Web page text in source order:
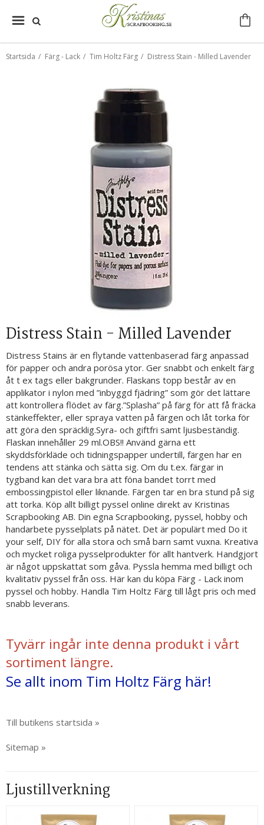
Startsida / Färg - Lack / Tim Holtz Färg / Distress Stain - Milled Lavender
Distress Stain - Milled Lavender
Distress Stains är en flytande vattenbaserad färg anpassad
för papper och andra porösa ytor. Ger snabbt och enkelt färg
åt t ex tags eller bakgrunder. Flaskans topp består av en
applikator i nylon med ”inbyggd fjädring” som gör det lättare
att kontrollera flödet av färg.”Splasha” på färg för att få fräcka
stänkeffekter, eller spraya vatten på färgen och låt torka för
att göra den spräcklig.Syra- och giftfri samt ljusbeständig.
Flaskan innehåller 29 ml.OBS!! Använd gärna ett
skyddsförkläde och tidningspapper undertill, färgen har en
tendens att stänka och sätta sig. Om du t.ex. färgar in
tygband kan det vara bra att föna bandet torrt med
embossingpistol eller liknande. Färgen tar en bra stund på sig
att torka. Köp allt billigt pyssel online direkt av Kristinas
Scrapbooking AB. Din egna Scrapbooking, pyssel, hobby och
handarbete pysselplats på nätet. Det är populärt med Do it
your self, DIY för alla stora och små barn samt vuxna. Kreativa
och mycket roliga pysselprodukter för allt hantverk. Handgjort
är något uppskattat som gåva. Pyssla hemma med billigt och
kvalitativ pyssel från oss. Här kan du köpa Färg - Lack inom
pyssel och hobby. Handla Tim Holtz Färg till lågt pris och med
snabb leverans.
Tyvärr ingår inte denna produkt i vårt
sortiment längre.
Se allt inom Tim Holtz Färg här!
Till butikens startsida »
Sitemap »
Ljustillverkning